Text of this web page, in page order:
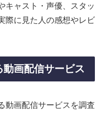
キャスト・声優、スタッ
際に見た人の感想やレビ
画配信サービス
動画配信サービスを調査